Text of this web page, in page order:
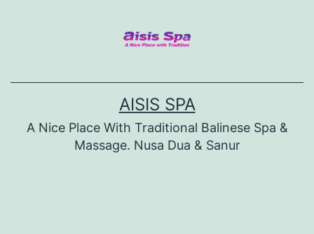
AISIS SPA
A Nice Place With Traditional Balinese Spa &
Massage. Nusa Dua & Sanur